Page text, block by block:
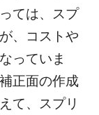
ては、スプ
、コストや
っていま
正面の作成
て、スプリ